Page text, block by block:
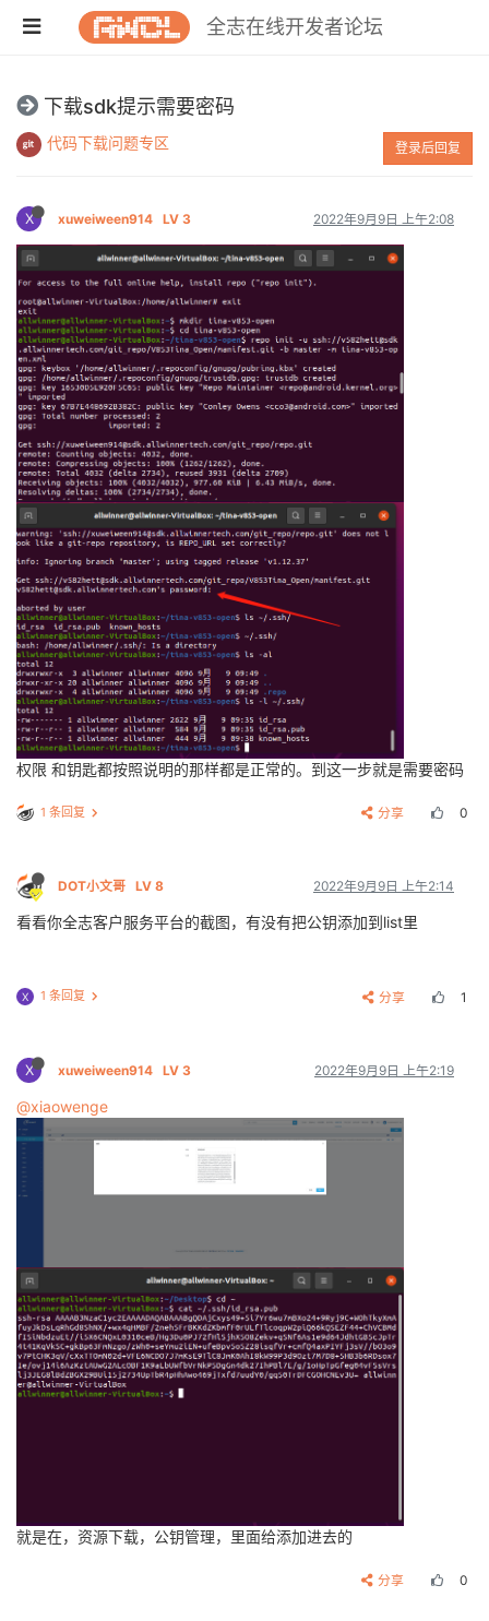
全志在线开发者论坛
下载sdk提示需要密码
代码下载问题专区 登录后回复
X xuweiween914 LV 3 2022年9月9日 上午2:08
权限 和钥匙都按照说明的那样都是正常的。到这一步就是需要密码
1 条回复 分享 0
DOT小文哥 LV 8 2022年9月9日 上午2:14
看看你全志客户服务平台的截图，有没有把公钥添加到list里
X 1 条回复 分享 1
X xuweiween914 LV 3 2022年9月9日 上午2:19
@xiaowenge
就是在，资源下载，公钥管理，里面给添加进去的
分享 0